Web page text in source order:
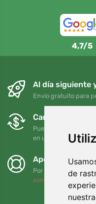
de
4,7/5
Al día siguiente
Envío gratuito para
Cambios y
Puede devolver o
en un plazo de 90
Apoyamos a
Por cada pedido
somos